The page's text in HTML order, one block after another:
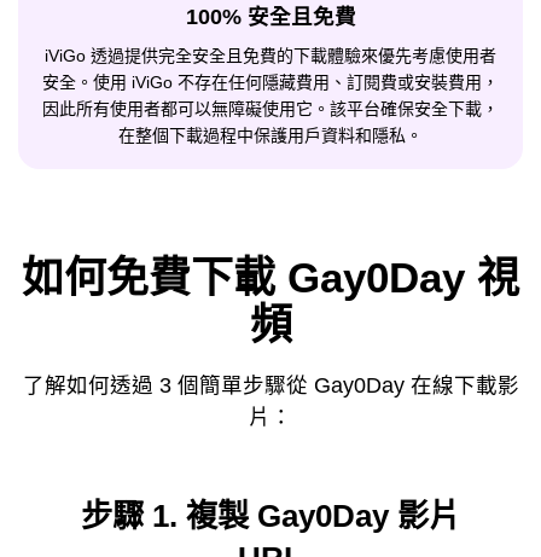
100% 安全且免費
iViGo 透過提供完全安全且免費的下載體驗來優先考慮使用者
安全。使用 iViGo 不存在任何隱藏費用、訂閱費或安裝費用，
因此所有使用者都可以無障礙使用它。該平台確保安全下載，
在整個下載過程中保護用戶資料和隱私。
如何免費下載 Gay0Day 視
頻
了解如何透過 3 個簡單步驟從 Gay0Day 在線下載影
片：
步驟 1. 複製 Gay0Day 影片